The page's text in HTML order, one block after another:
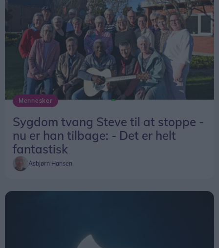
Mennesker
Sygdom tvang Steve til at stoppe -
nu er han tilbage: - Det er helt
fantastisk
Asbjørn Hansen